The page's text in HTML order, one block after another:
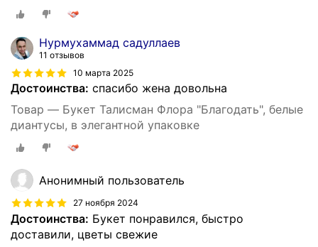
Нурмухаммад садуллаев
11 отзывов
10 марта 2025
Достоинства: спасибо жена довольна
Товар — Букет Талисман Флора "Благодать", белые
диантусы, в элегантной упаковке
Анонимный пользователь
27 ноября 2024
Достоинства: Букет понравился, быстро
доставили, цветы свежие